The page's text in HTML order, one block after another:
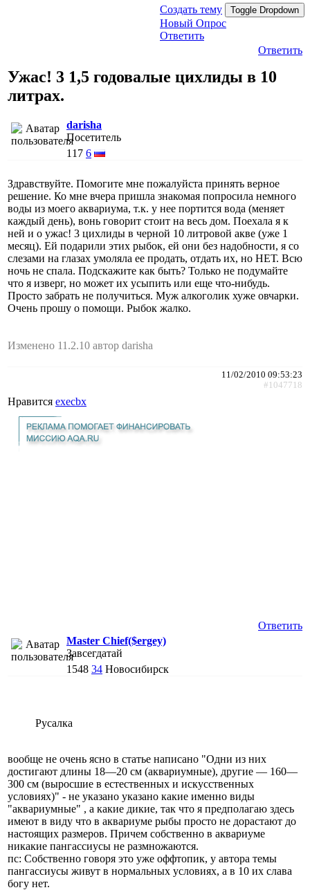
Создать тему Toggle Dropdown
Новый Опрос
Ответить
Ответить
Ужас! 3 1,5 годовалые цихлиды в 10
литрах.
darisha
Посетитель
117 6
Здравствуйте. Помогите мне пожалуйста принять верное
решение. Ко мне вчера пришла знакомая попросила немного
воды из моего аквариума, т.к. у нее портится вода (меняет
каждый день), вонь говорит стоит на весь дом. Поехала я к
ней и о ужас! 3 цихлиды в черной 10 литровой акве (уже 1
месяц). Ей подарили этих рыбок, ей они без надобности, я со
слезами на глазах умоляла ее продать, отдать их, но НЕТ. Всю
ночь не спала. Подскажите как быть? Только не подумайте
что я изверг, но может их усыпить или еще что-нибудь.
Просто забрать не получиться. Муж алкоголик хуже овчарки.
Очень прошу о помощи. Рыбок жалко.
Изменено 11.2.10 автор darisha
11/02/2010 09:53:23
#1047718
Нравится execbx
Ответить
Master Chief($ergey)
Завсегдатай
1548 34 Новосибирск
Русалка
вообще не очень ясно в статье написано "Одни из них
достигают длины 18—20 см (аквариумные), другие — 160—
300 см (выросшие в естественных и искусственных
условиях)" - не указано указано какие именно виды
"аквариумные" , а какие дикие, так что я предполагаю здесь
имеют в виду что в аквариуме рыбы просто не дорастают до
настоящих размеров. Причем собственно в аквариуме
никакие пангассиусы не размножаются.
пс: Собственно говоря это уже оффтопик, у автора темы
пангассиусы живут в нормальных условиях, а в 10 их слава
богу нет.